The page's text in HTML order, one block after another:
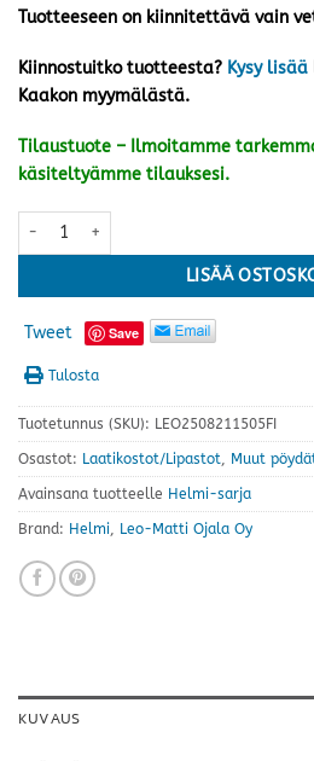
Tuotteeseen on kiinnitettävä vain
Kiinnostuitko tuotteesta? Kysy lisää
Kaakon myymälästä.
Tilaustuote – Ilmoitamme
käsiteltyämme tilauksesi.
Helmi lipasto nro 17, valkoinen määrä
LISÄÄ
Tweet Save
Tulosta
Tuotetunnus (SKU): LEO2508211505FI
Osastot: Laatikostot/Lipastot, Muut
Avainsana tuotteelle Helmi-sarja
Brand: Helmi, Leo-Matti Ojala Oy
KUVAUS